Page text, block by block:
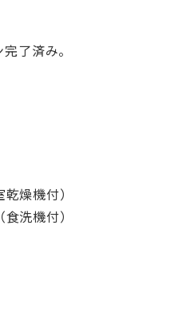
了済み。
燥機付）
洗機付）